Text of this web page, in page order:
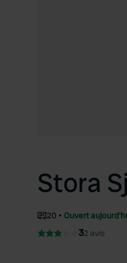
Stora
20 Ouvert
32 avis